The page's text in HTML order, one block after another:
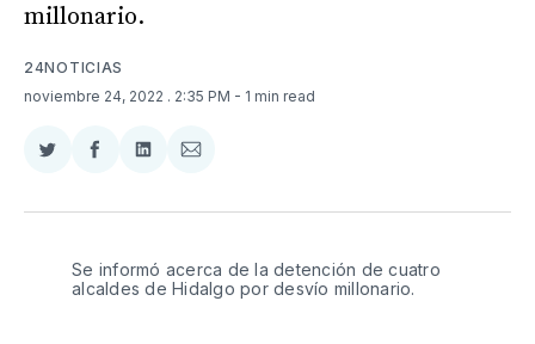
millonario.
24NOTICIAS
noviembre 24, 2022 . 2:35 PM - 1 min read
Compartir
Twitter
Compartir
Facebook
Compartir
LinkedIn
Compartir
Email
Se informó acerca de la detención de cuatro
alcaldes de Hidalgo por desvío millonario.